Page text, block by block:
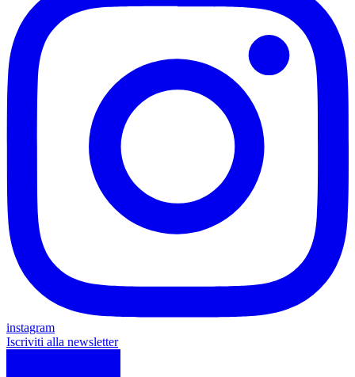
instagram
Iscriviti alla newsletter